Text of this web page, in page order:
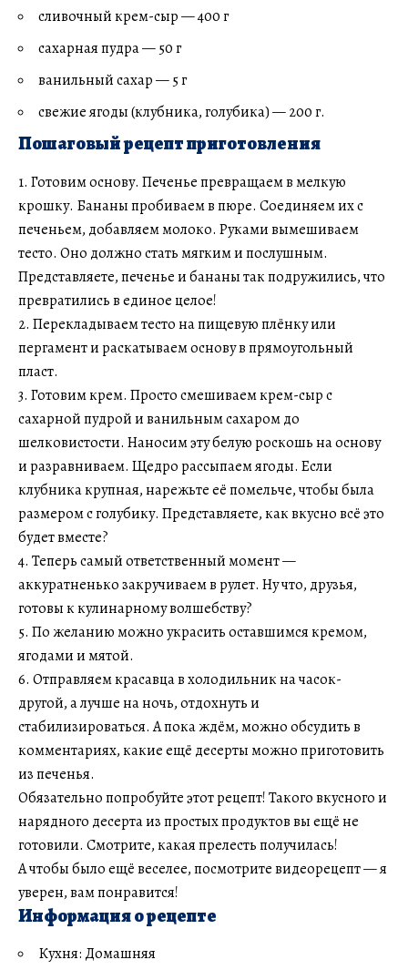
сливочный крем-сыр — 400 г
сахарная пудра — 50 г
ванильный сахар — 5 г
свежие ягоды (клубника, голубика) — 200 г.
Пошаговый рецепт приготовления
1. Готовим основу. Печенье превращаем в мелкую
крошку. Бананы пробиваем в пюре. Соединяем их с
печеньем, добавляем молоко. Руками вымешиваем
тесто. Оно должно стать мягким и послушным.
Представляете, печенье и бананы так подружились, что
превратились в единое целое!
2. Перекладываем тесто на пищевую плёнку или
пергамент и раскатываем основу в прямоугольный
пласт.
3. Готовим крем. Просто смешиваем крем-сыр с
сахарной пудрой и ванильным сахаром до
шелковистости. Наносим эту белую роскошь на основу
и разравниваем. Щедро рассыпаем ягоды. Если
клубника крупная, нарежьте её помельче, чтобы была
размером с голубику. Представляете, как вкусно всё это
будет вместе?
4. Теперь самый ответственный момент —
аккуратненько закручиваем в рулет. Ну что, друзья,
готовы к кулинарному волшебству?
5. По желанию можно украсить оставшимся кремом,
ягодами и мятой.
6. Отправляем красавца в холодильник на часок-
другой, а лучше на ночь, отдохнуть и
стабилизироваться. А пока ждём, можно обсудить в
комментариях, какие ещё десерты можно приготовить
из печенья.
Обязательно попробуйте этот рецепт! Такого вкусного и
нарядного десерта из простых продуктов вы ещё не
готовили. Смотрите, какая прелесть получилась!
А чтобы было ещё веселее, посмотрите видеорецепт — я
уверен, вам понравится!
Информация о рецепте
Кухня: Домашняя